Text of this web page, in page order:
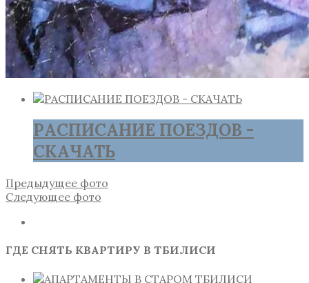
РАСПИСАНИЕ ПОЕЗДОВ -
СКАЧАТЬ
Предыдущее фото
Следующее фото
ГДЕ СНЯТЬ КВАРТИРУ В ТБИЛИСИ